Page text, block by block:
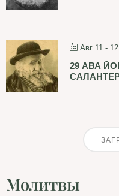
Авг 11 -
29 АВА
Молитвы